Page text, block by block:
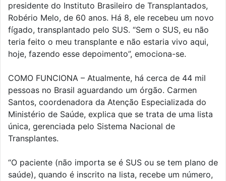
presidente do Instituto Brasileiro de Transplantados,
Robério Melo, de 60 anos. Há 8, ele recebeu um novo
fígado, transplantado pelo SUS. “Sem o SUS, eu não
teria feito o meu transplante e não estaria vivo aqui,
hoje, fazendo esse depoimento”, emociona-se.
COMO FUNCIONA – Atualmente, há cerca de 44 mil
pessoas no Brasil aguardando um órgão. Carmen
Santos, coordenadora da Atenção Especializada do
Ministério de Saúde, explica que se trata de uma lista
única, gerenciada pelo Sistema Nacional de
Transplantes.
“O paciente (não importa se é SUS ou se tem plano de
saúde), quando é inscrito na lista, recebe um número,